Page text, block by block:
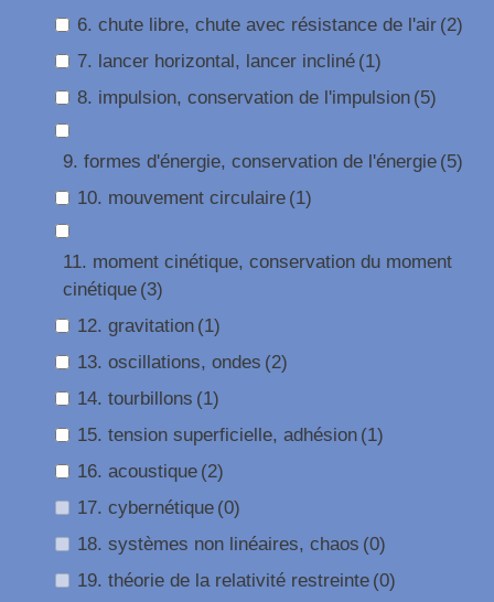
6. chute libre, chute avec résistance de l'air (2)
7. lancer horizontal, lancer incliné (1)
8. impulsion, conservation de l'impulsion (5)
9. formes d'énergie, conservation de l'énergie (5)
10. mouvement circulaire (1)
11. moment cinétique, conservation du moment
cinétique (3)
12. gravitation (1)
13. oscillations, ondes (2)
14. tourbillons (1)
15. tension superficielle, adhésion (1)
16. acoustique (2)
17. cybernétique (0)
18. systèmes non linéaires, chaos (0)
19. théorie de la relativité restreinte (0)